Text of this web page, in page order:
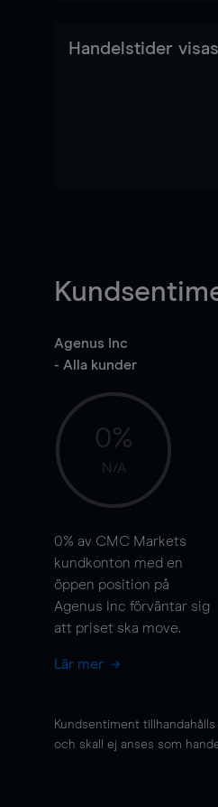
Handelstider
Agenus Inc
- Alla kunder
0%
N/A
0% av CMC Markets
kundkonton med en
öppen position på
Agenus Inc förväntar sig
att priset ska move.
Lär mer
Kundsentiment
och skall ej anses som